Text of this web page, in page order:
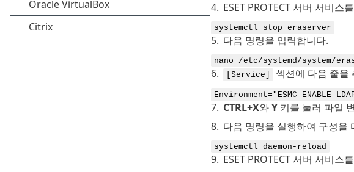
4. ESET PROTECT 서버 서비스
systemctl stop eraserver
5. 다음 명령을 입력합니다.
nano /etc/systemd/system/
6. [Service] 섹션에 다음 줄을
7. CTRL+X와Y키를 눌러 파일
8. 다음 명령을 실행하여 구성을
systemctl daemon-reload
9. ESET PROTECT 서버 서비스